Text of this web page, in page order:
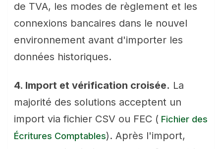
de TVA, les modes de règlement et les
connexions bancaires dans le nouvel
environnement avant d'importer les
données historiques.
4. Import et vérification croisée. La
majorité des solutions acceptent un
import via fichier CSV ou FEC ( Fichier des
Écritures Comptables). Après l'import,